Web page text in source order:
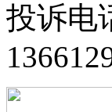
投诉电